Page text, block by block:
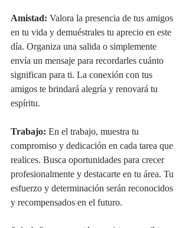
Amistad: Valora la presencia de tus amigos
en tu vida y demuéstrales tu aprecio en este
día. Organiza una salida o simplemente
envía un mensaje para recordarles cuánto
significan para ti. La conexión con tus
amigos te brindará alegría y renovará tu
espíritu.
Trabajo: En el trabajo, muestra tu
compromiso y dedicación en cada tarea que
realices. Busca oportunidades para crecer
profesionalmente y destacarte en tu área. Tu
esfuerzo y determinación serán reconocidos
y recompensados en el futuro.